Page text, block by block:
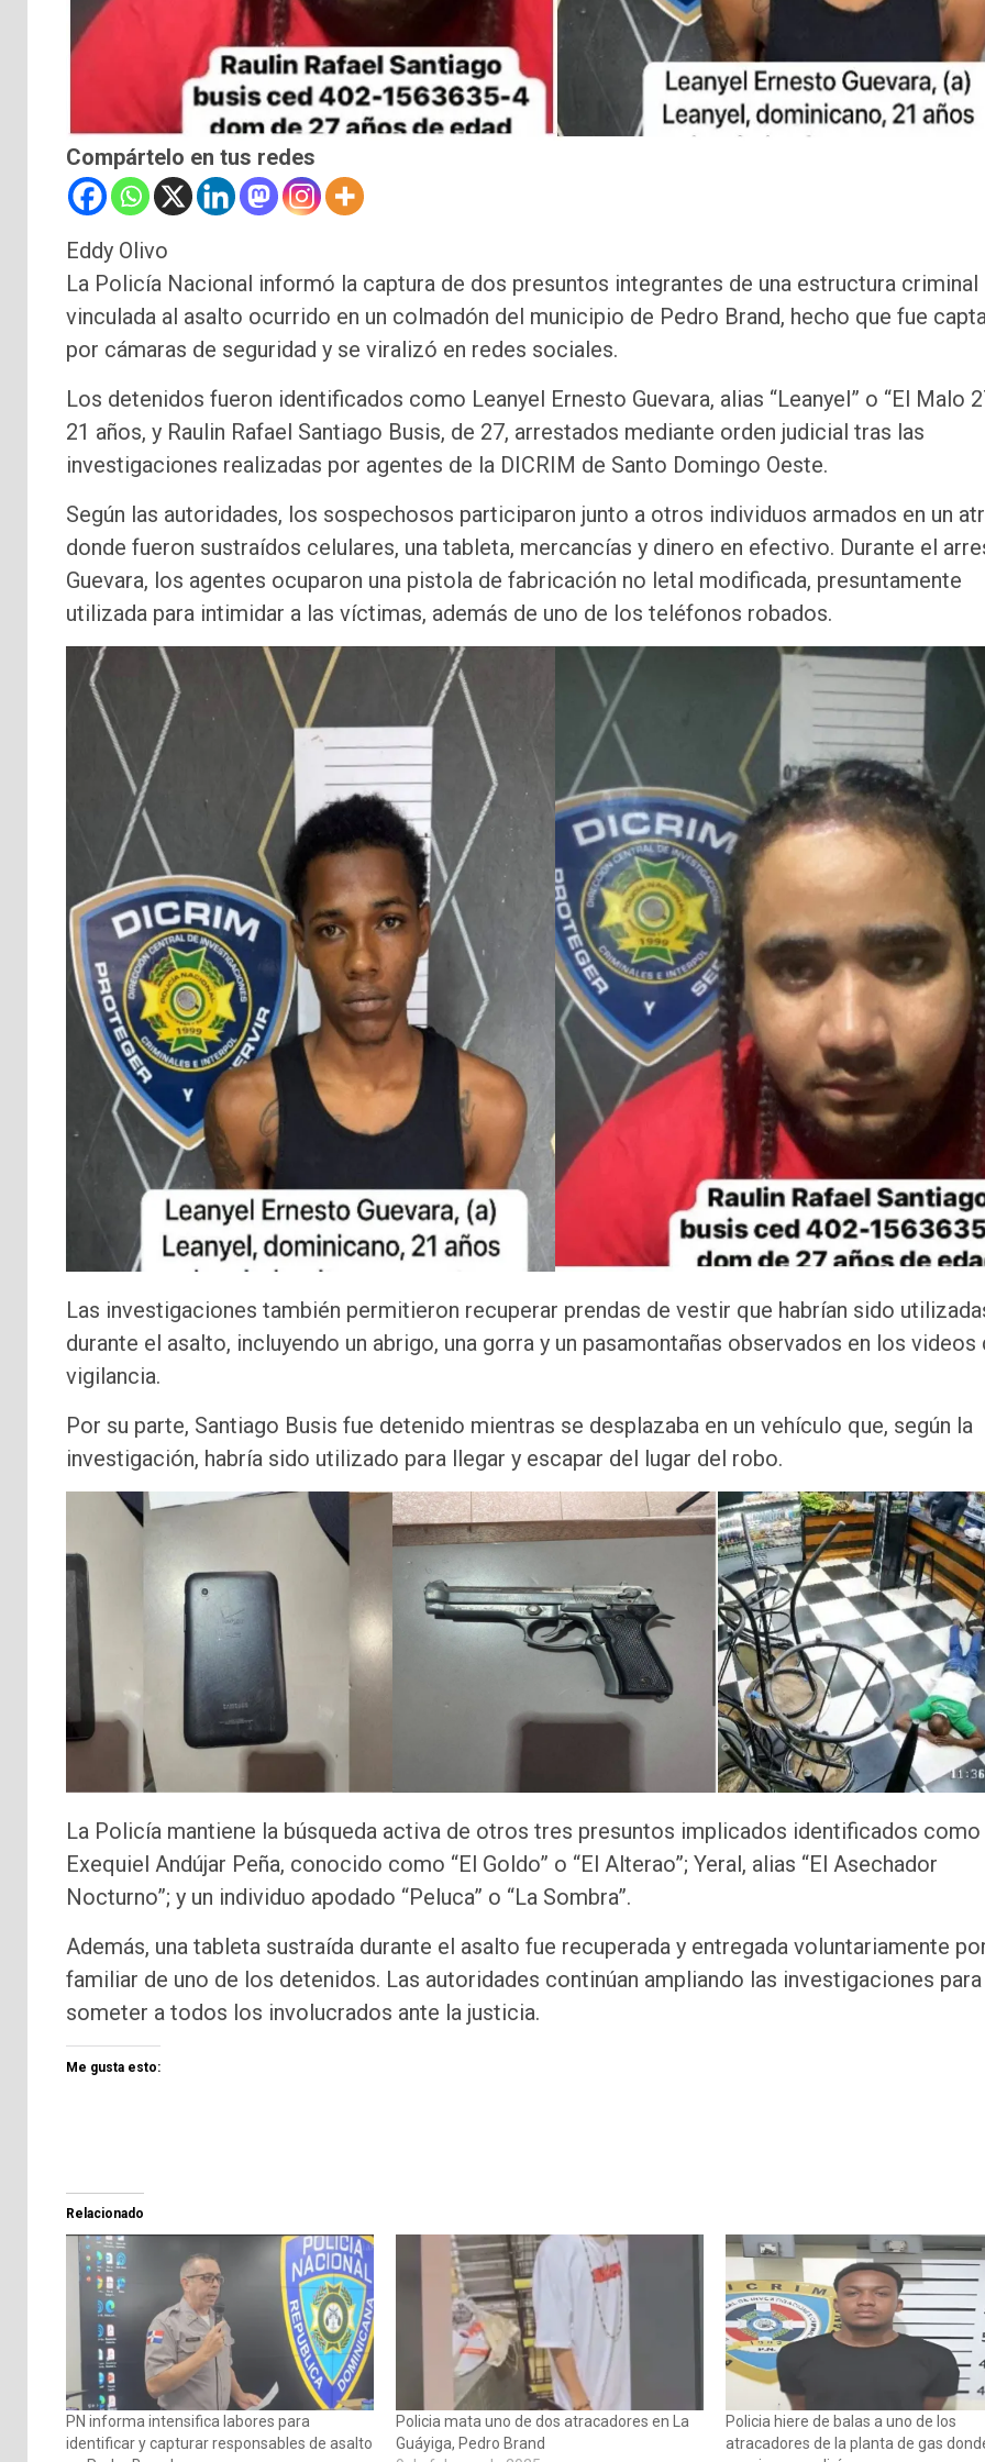
Compártelo en tus redes
Eddy Olivo
La Policía Nacional informó la captura de dos presuntos integrantes de una estructura criminal
vinculada al asalto ocurrido en un colmadón del municipio de Pedro Brand, hecho que fue
por cámaras de seguridad y se viralizó en redes sociales.
Los detenidos fueron identificados como Leanyel Ernesto Guevara, alias “Leanyel” o “El Malo
21 años, y Raulin Rafael Santiago Busis, de 27, arrestados mediante orden judicial tras las
investigaciones realizadas por agentes de la DICRIM de Santo Domingo Oeste.
Según las autoridades, los sospechosos participaron junto a otros individuos armados en un
donde fueron sustraídos celulares, una tableta, mercancías y dinero en efectivo. Durante el
Guevara, los agentes ocuparon una pistola de fabricación no letal modificada, presuntamente
utilizada para intimidar a las víctimas, además de uno de los teléfonos robados.
Las investigaciones también permitieron recuperar prendas de vestir que habrían sido
durante el asalto, incluyendo un abrigo, una gorra y un pasamontañas observados en los videos
vigilancia.
Por su parte, Santiago Busis fue detenido mientras se desplazaba en un vehículo que, según la
investigación, habría sido utilizado para llegar y escapar del lugar del robo.
La Policía mantiene la búsqueda activa de otros tres presuntos implicados identificados como
Exequiel Andújar Peña, conocido como “El Goldo” o “El Alterao”; Yeral, alias “El Asechador
Nocturno”; y un individuo apodado “Peluca” o “La Sombra”.
Además, una tableta sustraída durante el asalto fue recuperada y entregada voluntariamente
familiar de uno de los detenidos. Las autoridades continúan ampliando las investigaciones para
someter a todos los involucrados ante la justicia.
Me gusta esto:
Relacionado
PN informa intensifica labores para
identificar y capturar responsables de asalto
Policia mata uno de dos atracadores en La
Guáyiga, Pedro Brand
Policia hiere de balas a uno de los
atracadores de la planta de gas